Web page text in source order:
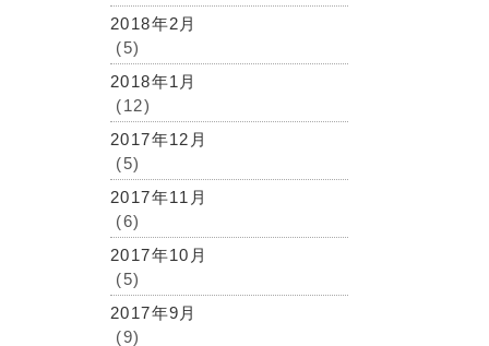
2018年2月
(5)
2018年1月
(12)
2017年12月
(5)
2017年11月
(6)
2017年10月
(5)
2017年9月
(9)